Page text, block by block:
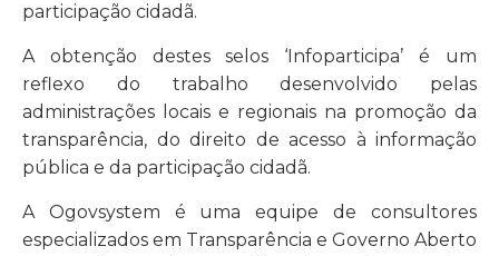
participação cidadã.
A obtenção destes selos ‘Infoparticipa’ é um
reflexo do trabalho desenvolvido pelas
administrações locais e regionais na promoção da
transparência, do direito de acesso à informação
pública e da participação cidadã.
A Ogovsystem é uma equipe de consultores
especializados em Transparência e Governo Aberto